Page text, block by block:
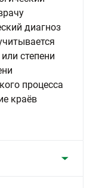
диагноз
степени
процесса
краёв